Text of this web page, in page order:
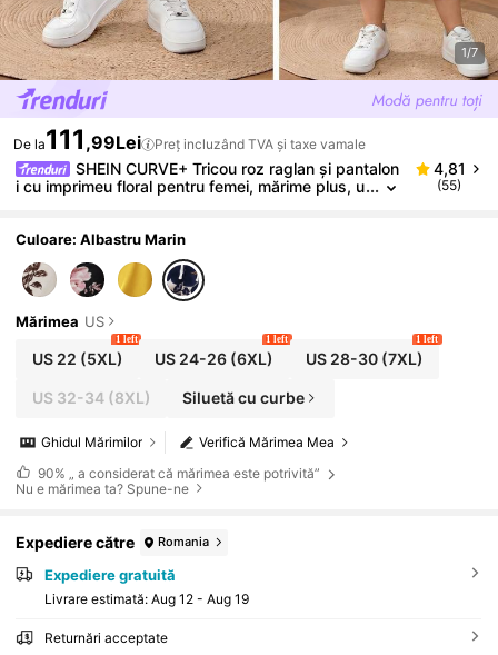
1/7
De la111 ,99Lei Preț incluzând TVA și taxe vamale
SHEIN CURVE+ Tricou roz raglan și pantalon
i cu imprimeu floral pentru femei, mărime plus, u
4,81
(55)
Culoare: Albastru Marin
Mărimea US
US 22 (5XL)
1 left
US 24-26 (6XL)
1 left
US 28-30(7XL)
1 left
US 32-34(8XL) Siluetă cu curbe
Verifică Mărimea Mea
Ghidul Mărimilor
90% „ a considerat că mărimea este potrivită”
Nu e mărimea ta? Spune-ne
Expediere către Romania
Expediere gratuită
Livrare estimată: Aug 12 - Aug 19
Returnări acceptate